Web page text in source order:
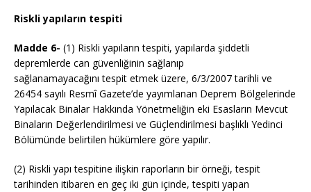
Riskli yapıların tespiti
Madde 6- (1) Riskli yapıların tespiti, yapılarda şiddetli
depremlerde can güvenliğinin sağlanıp
sağlanamayacağını tespit etmek üzere, 6/3/2007 tarihli ve
26454 sayılı Resmî Gazete’de yayımlanan Deprem Bölgelerinde
Yapılacak Binalar Hakkında Yönetmeliğin eki Esasların Mevcut
Binaların Değerlendirilmesi ve Güçlendirilmesi başlıklı Yedinci
Bölümünde belirtilen hükümlere göre yapılır.
(2) Riskli yapı tespitine ilişkin raporların bir örneği, tespit
tarihinden itibaren en geç iki gün içinde, tespiti yapan